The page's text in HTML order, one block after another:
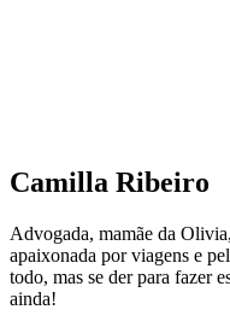
Camilla Ribeiro
Advogada, mamãe da
apaixonada por viagens e
todo, mas se der para fazer
ainda!